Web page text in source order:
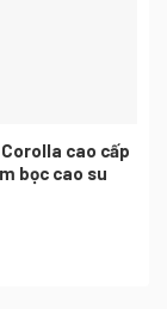
cao cấp
bọc cao su